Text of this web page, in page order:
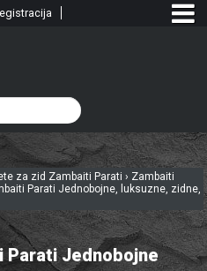
za zid Zambaiti Parati › Zambaiti
Parati Jednobojne, luksuzne, zidne,
Parati Jednobojne